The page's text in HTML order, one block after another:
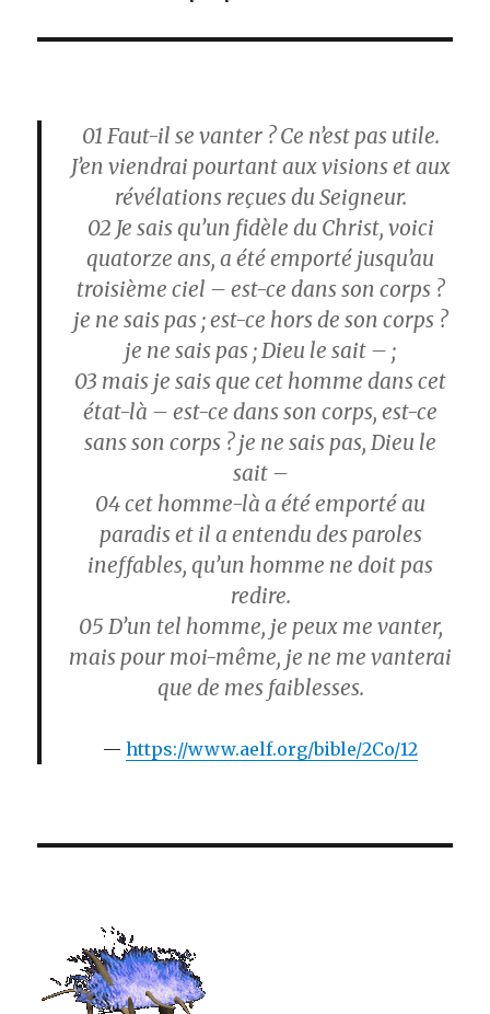
01 Faut-il se vanter ? Ce n’est pas utile.
J’en viendrai pourtant aux visions et aux
révélations reçues du Seigneur.
02 Je sais qu’un fidèle du Christ, voici
quatorze ans, a été emporté jusqu’au
troisième ciel – est-ce dans son corps ?
je ne sais pas ; est-ce hors de son corps ?
je ne sais pas ; Dieu le sait – ;
03 mais je sais que cet homme dans cet
état-là – est-ce dans son corps, est-ce
sans son corps ? je ne sais pas, Dieu le
sait –
04cet homme-là a été emporté au
paradis et il a entendu des paroles
ineffables, qu’un homme ne doit pas
redire.
05 D’un tel homme, je peux me vanter,
mais pour moi-même, je ne me vanterai
que de mes faiblesses.
https://www.aelf.org/bible/2Co/12